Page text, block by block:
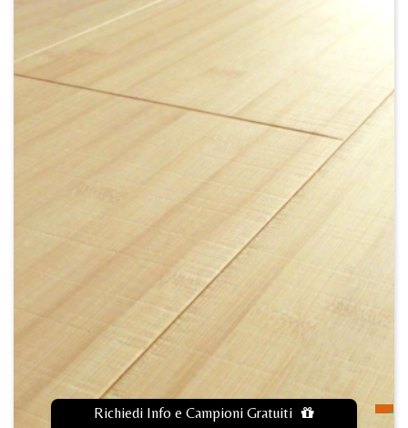
Richiedi Info e Campioni Gratuiti